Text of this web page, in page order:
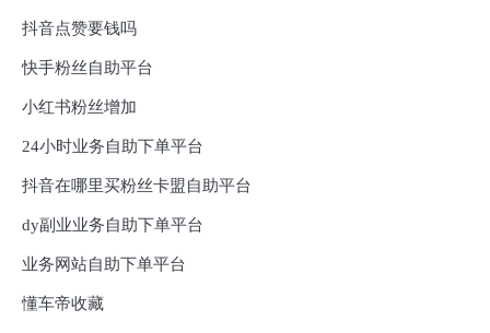
抖音点赞要钱吗
快手粉丝自助平台
小红书粉丝增加
24小时业务自助下单平台
抖音在哪里买粉丝卡盟自助平台
dy副业业务自助下单平台
业务网站自助下单平台
懂车帝收藏